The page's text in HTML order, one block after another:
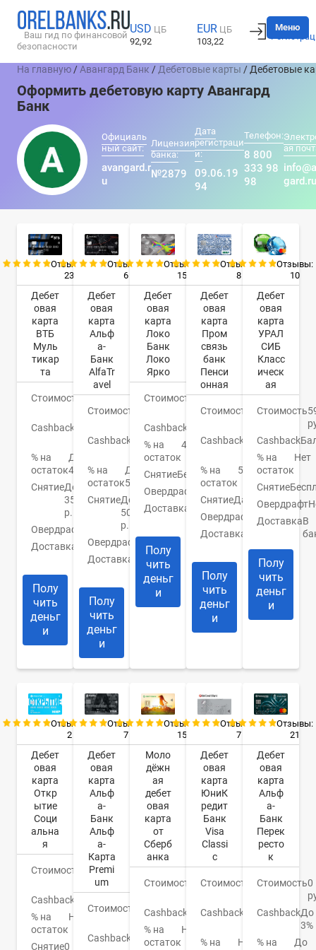
Ваш гид по финансовой
безопасности
USD ЦБ
92,92
EUR ЦБ
103,22
Вход
Меню
На главную /Авангард Банк / Дебетовые карты / Дебетовые
Оформить дебетовую карту Авангард
Банк
Официаль
ный сайт:
avangard.r
u
Лицензия
банка:
№2879
Дата
регистраци
и:
09.06.19
94
Телефон:
8 800
333 98
98
ая
gard.ru
Отзывы:
23
Дебет
овая
карта
ВТБ
Муль
тикар
та
Стоимость0
руб.
Cashback
15%
% на
остаток
До
4,5%
СнятиеДо
350000
р.
Овердрафт
Доставка
Банк/
курьер
Полу
чить
деньг
и
Отзывы:
6
Дебет
овая
карта
Альф
а-
Банк
AlfaTr
avel
Стоимость
руб.
Cashback
До
% на
остаток
До
5%
СнятиеДо
50000
р.
Овердрафт
Доставка
дней
Полу
чить
деньг
и
Отзывы:
15
Дебет
овая
карта
Локо
Банк
Локо
Ярко
Стоимость0
руб.
Cashback
% на
остаток
4,5%
СнятиеБесплатно
Овердрафт
Доставка
дней
Полу
чить
деньг
и
Отзывы:
8
Дебет
овая
карта
Пром
связь
банк
Пенси
онная
Стоимость
Cashback
До
% на
остаток
5%
СнятиеДа
Овердрафт
Нет
Доставка
Полу
чить
деньг
и
Отзывы:
10
Дебет
овая
карта
УРАЛ
СИБ
Класс
ическ
ая
Стоимость
Cashback
% на
остаток
Нет
Снятие
Овердрафт
ДоставкаВ
Полу
чить
деньг
и
Отзывы:
2
Дебет
овая
карта
Откр
ытие
Соци
альна
я
Стоимость
руб.
Cashback
% на
остаток
Нет
Снятие0
Отзывы:
7
Дебет
овая
карта
Альф
а-
Банк
Альф
а-
Карта
Premi
um
Стоимость
Cashback
Отзывы:
15
Моло
дёжн
ая
дебет
овая
карта
от
Сберб
анка
Стоимость
150
Cashback
СПАСИБО
% на
остаток
Нет
Отзывы:
7
Дебет
овая
карта
ЮниК
редит
Банк
Visa
Classi
c
Стоимость
Cashback
% на
Нет
Отзывы:
21
Дебет
овая
карта
Альф
а-
Банк
Перек
ресто
к
Стоимость0
CashbackДо
3%
% на
До